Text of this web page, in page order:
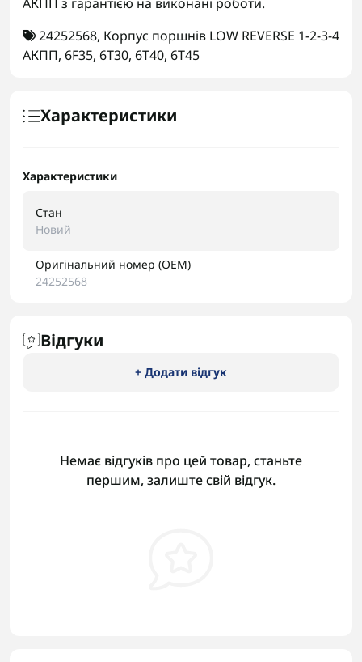
24252568, Корпус поршнів LOW REVERSE 1-2-3-4
АКПП, 6F35, 6T30, 6T40, 6T45
Характеристики
Характеристики
Стан
Новий
Оригінальний номер (OEM)
24252568
Відгуки
+ Додати відгук
Немає відгуків про цей товар, станьте
першим, залиште свій відгук.